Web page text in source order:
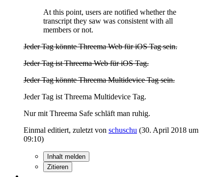
At this point, users are notified whether the
transcript they saw was consistent with all
members or not.
Jeder Tag könnte Threema Web für iOS Tag sein.
Jeder Tag ist Threema Web für iOS Tag.
Jeder Tag könnte Threema Multidevice Tag sein.
Jeder Tag ist Threema Multidevice Tag.
Nur mit Threema Safe schläft man ruhig.
Einmal editiert, zuletzt von schuschu (30. April 2018 um
09:10)
Inhalt melden
Zitieren